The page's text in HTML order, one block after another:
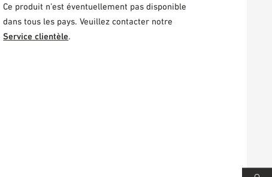
Ce produit n’est éventuellement pas disponible
dans tous les pays. Veuillez contacter notre
Service clientèle.